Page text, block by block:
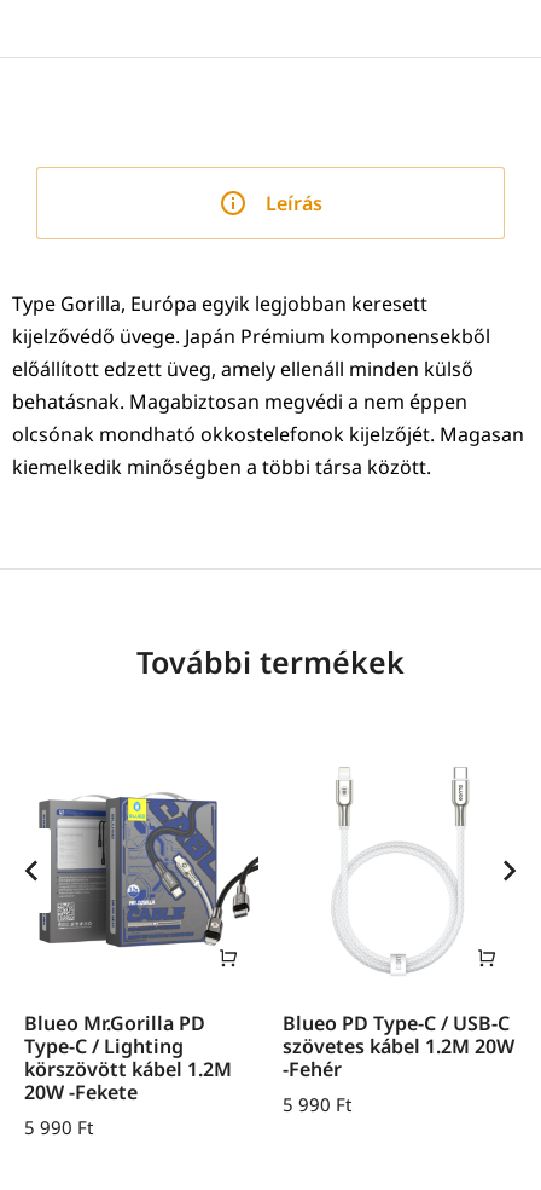
Leírás
Type Gorilla, Európa egyik legjobban keresett
kijelzővédő üvege. Japán Prémium komponensekből
előállított edzett üveg, amely ellenáll minden külső
behatásnak. Magabiztosan megvédi a nem éppen
olcsónak mondható okkostelefonok kijelzőjét. Magasan
kiemelkedik minőségben a többi társa között.
További termékek
Blueo Mr.Gorilla PD
Type-C / Lighting
körszövött kábel 1.2M
20W -Fekete
5 990 Ft
Blueo PD Type-C / USB-C
szövetes kábel 1.2M 20W
-Fehér
5 990 Ft